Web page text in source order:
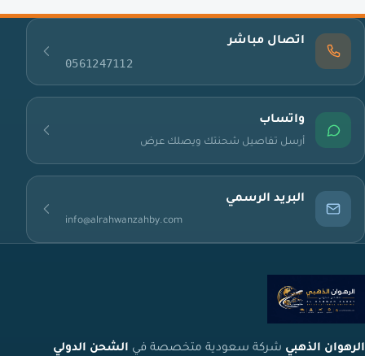
اتصال مباشر
0561247112
واتساب
أرسل تفاصيل شحنتك ويصلك عرض
البريد الرسمي
info@alrahwanzahby.com
الرهوان الذهبي شركة سعودية متخصصة في الشحن الدولي